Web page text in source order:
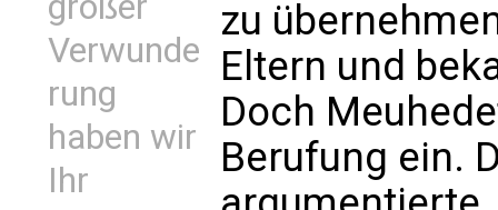
Verwunde
rung
haben wir
Ihr
zu
Eltern und
Doch
Berufung ein.